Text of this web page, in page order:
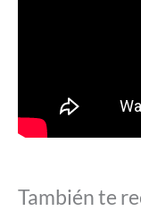
También te